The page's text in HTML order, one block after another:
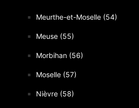
Meurthe-et-Moselle (54)
Meuse (55)
Morbihan (56)
Moselle (57)
Nièvre (58)